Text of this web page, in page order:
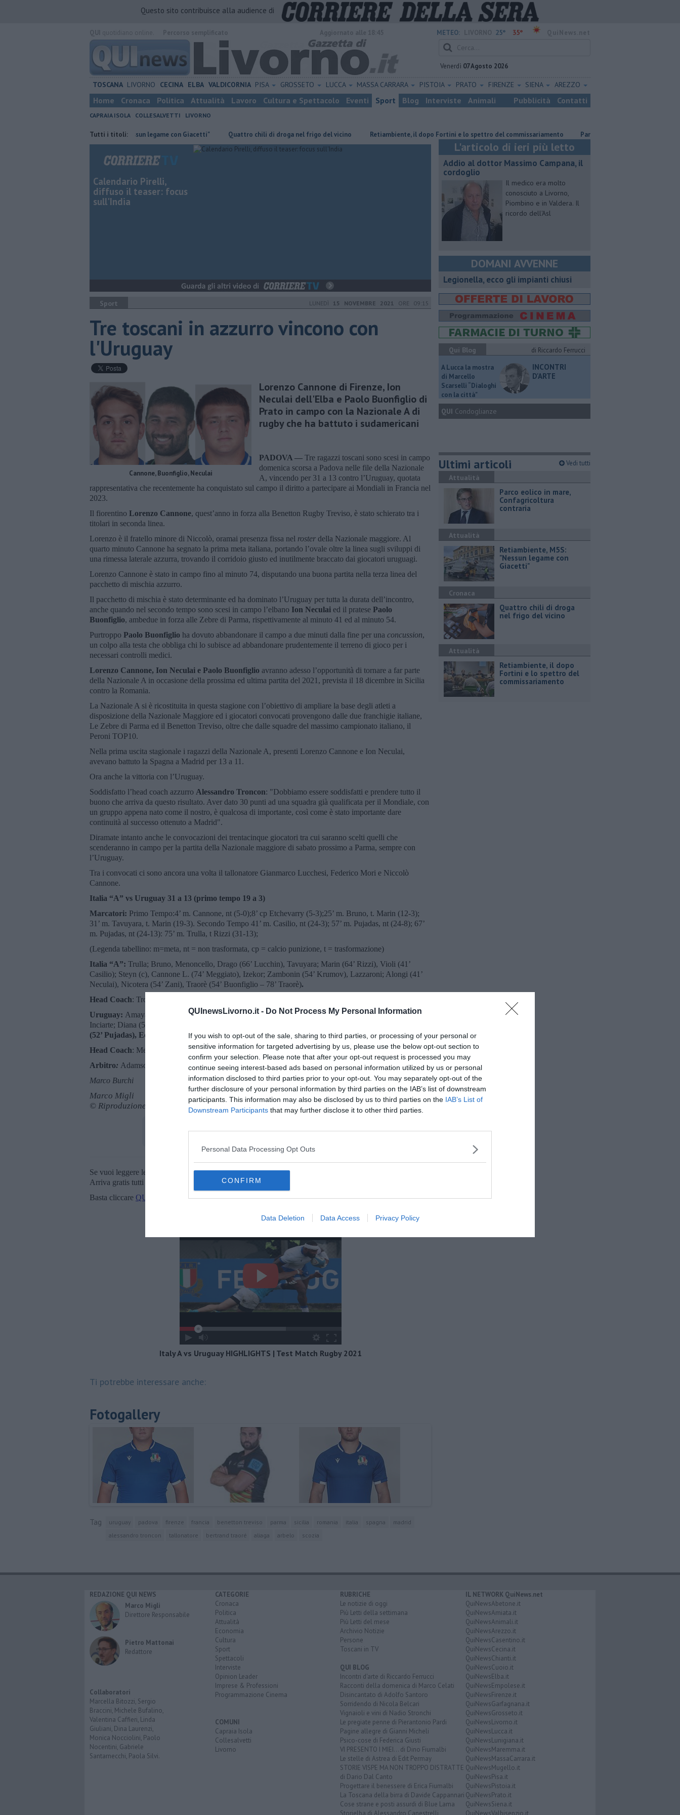
QUInewsLivorno.it - Do Not Process My Personal Information
If you wish to opt-out of the sale, sharing to third parties, or processing of your personal or
sensitive information for targeted advertising by us, please use the below opt-out section to
confirm your selection. Please note that after your opt-out request is processed you may
continue seeing interest-based ads based on personal information utilized by us or personal
information disclosed to third parties prior to your opt-out. You may separately opt-out of the
further disclosure of your personal information by third parties on the IAB’s list of downstream
participants. This information may also be disclosed by us to third parties on the IAB’s List of
Downstream Participants that may further disclose it to other third parties.
Personal Data Processing Opt Outs
CONFIRM
Data Deletion Data Access Privacy Policy
Questo sito contribuisce alla audience di
METEO: 25° 35°
Venerdì 07 Agosto 2026
TOSCANA LIVORNO CECINA ELBA VALDICORNIA PISA GROSSETO LUCCA MASSA CARRARA PISTOIA PRATO FIRENZE SIENA AREZZO
Home Cronaca Politica Attualità Lavoro Cultura e Spettacolo Eventi Sport Blog Interviste Animali Pubblicità Contatti
CAPRAIA ISOLA COLLESALVETTI LIVORNO
Tutti i titoli:
Retiambiente, M5S: "Nessun legame con Giacetti" Quattro chili di droga nel frigo del vicino Retiambiente, il dopo Fortini e lo spettro del commissariamento Parco eolico in mare, Confagricoltura
Calendario Pirelli,
diffuso il teaser: focus
sull'India
Sport LUNEDÌ 15 NOVEMBRE 2021 ORE 09:15
Tre toscani in azzurro vincono con
l'Uruguay
Cannone, Buonfiglio, Neculai
Lorenzo Cannone di Firenze, Ion
Neculai dell'Elba e Paolo Buonfiglio di
Prato in campo con la Nazionale A di
rugby che ha battuto i sudamericani
PADOVA — Tre ragazzi toscani sono scesi in campo
domenica scorsa a Padova nelle file della Nazionale
A, vincendo per 31 a 13 contro l’Uruguay, quotata
rappresentativa che recentemente ha conquistato sul campo il diritto a partecipare ai Mondiali in Francia nel
2023.
Il fiorentino Lorenzo Cannone, quest’anno in forza alla Benetton Rugby Treviso, è stato schierato tra i
titolari in seconda linea.
Lorenzo è il fratello minore di Niccolò, oramai presenza fissa nel roster della Nazionale maggiore. Al
quarto minuto Cannone ha segnato la prima meta italiana, portando l’ovale oltre la linea sugli sviluppi di
una rimessa laterale azzurra, trovando il corridoio giusto ed inutilmente braccato dai giocatori uruguagi.
Lorenzo Cannone è stato in campo fino al minuto 74, disputando una buona partita nella terza linea del
pacchetto di mischia azzurro.
Il pacchetto di mischia è stato determinante ed ha dominato l’Uruguay per tutta la durata dell’incontro,
anche quando nel secondo tempo sono scesi in campo l’elbano Ion Neculai ed il pratese Paolo
Buonfiglio, ambedue in forza alle Zebre di Parma, rispettivamente al minuto 41 ed al minuto 54.
Purtroppo Paolo Buonfiglio ha dovuto abbandonare il campo a due minuti dalla fine per una concussion,
un colpo alla testa che obbliga chi lo subisce ad abbandonare prudentemente il terreno di gioco per i
necessari controlli medici.
Lorenzo Cannone, Ion Neculai e Paolo Buonfiglio avranno adesso l’opportunità di tornare a far parte
della Nazionale A in occasione della prossima ed ultima partita del 2021, prevista il 18 dicembre in Sicilia
contro la Romania.
La Nazionale A si è ricostituita in questa stagione con l’obiettivo di ampliare la base degli atleti a
disposizione della Nazionale Maggiore ed i giocatori convocati provengono dalle due franchigie italiane,
Le Zebre di Parma ed il Benetton Treviso, oltre che dalle squadre del massimo campionato italiano, il
Peroni TOP10.
Nella prima uscita stagionale i ragazzi della Nazionale A, presenti Lorenzo Cannone e Ion Neculai,
avevano battuto la Spagna a Madrid per 13 a 11.
Ora anche la vittoria con l’Uruguay.
Soddisfatto l’head coach azzurro Alessandro Troncon: "Dobbiamo essere soddisfatti e prendere tutto il
buono che arriva da questo risultato. Aver dato 30 punti ad una squadra già qualificata per il Mondiale, con
un gruppo appena nato come il nostro, è qualcosa di importante, così come è stato importante dare
continuità al successo ottenuto a Madrid".
Diramate intanto anche le convocazioni dei trentacinque giocatori tra cui saranno scelti quelli che
scenderanno in campo per la partita della Nazionale maggiore di sabato prossimo a Parma, sempre con
l’Uruguay.
Tra i convocati ci sono ancora una volta il tallonatore Gianmarco Lucchesi, Federico Mori e Niccolò
Cannone.
Italia “A” vs Uruguay 31 a 13 (primo tempo 19 a 3)
Marcatori: Primo Tempo:4’ m. Cannone, nt (5-0);8’ cp Etchevarry (5-3);25’ m. Bruno, t. Marin (12-3);
31’ m. Tavuyara, t. Marin (19-3). Secondo Tempo 41’ m. Casilio, nt (24-3); 57’ m. Pujadas, nt (24-8); 67’
m. Pujadas, nt (24-13): 75’ m. Trulla, t Rizzi (31-13);
(Legenda tabellino: m=meta, nt = non trasformata, cp = calcio punizione, t = trasformazione)
Italia “A”: Trulla; Bruno, Menoncello, Drago (66’ Lucchin), Tavuyara; Marin (64’ Rizzi), Violi (41’
Casilio); Steyn (c), Cannone L. (74’ Meggiato), Izekor; Zambonin (54’ Krumov), Lazzaroni; Alongi (41’
Neculai), Nicotera (54’ Zani), Traorè (54’ Buonfiglio – 78’ Traorè).
Head Coach: Troncon
Uruguay: Amaya (66’ Tafernaberry); Vinals, Arcos-Perez, Alonso (43’ Silva), Freitas (c); Etcheverry,
Inciarte; Diana (56’ Deus), Civetta (48’ Dosantos)), Lamanna; Aliaga, Garese; Peculo
(52’ Pujadas), Echeverria (43’ Perillo).
Head Coach: Meneses
Arbitro: Adamson (Scozia)
Marco Burchi
Marco Migli
© Riproduzione riservata
Se vuoi leggere le notizie principali della Toscana iscriviti allaNewsletter QUInews - ToscanaMedia.
Arriva gratis tutti i giorni alle 20:00 direttamente nella tua casella di posta.
Basta cliccare QUI
Italy A vs Uruguay HIGHLIGHTS | Test Match Rugby 2021
Ti potrebbe interessare anche:
Fotogallery
Tag uruguay padova firenze francia benetton treviso parma sicilia romania italia spagna
madrid
alessandro troncon
tallonatore bertrand traoré aliaga arbelo scozia
L'articolo di ieri più letto
Addio al dottor Massimo Campana, il
cordoglio
Il medico era molto
conosciuto a Livorno,
Piombino e in Valdera. Il
ricordo dell'Asl
DOMANI AVVENNE
Legionella, ecco gli impianti chiusi
Qui Blog
di Riccardo Ferrucci
A Lucca la mostra
di Marcello
Scarselli “Dialoghi
con la città"
INCONTRI
D'ARTE
QUI Condoglianze
Ultimi articoli Vedi tutti
Attualità
Parco eolico in mare,
Confagricoltura
contraria
Attualità
Retiambiente, M5S:
"Nessun legame con
Giacetti"
Cronaca
Quattro chili di droga
nel frigo del vicino
Attualità
Retiambiente, il dopo
Fortini e lo spettro del
commissariamento
REDAZIONE QUI NEWS
Marco Migli
Direttore Responsabile
Pietro Mattonai
Redattore
Collaboratori
Marcella Bitozzi, Sergio
Braccini, Michele Bufalino,
Valentina Caffieri, Linda
Giuliani, Dina Laurenzi,
Monica Nocciolini, Paolo
Nocentini, Gabriele
Santarnecchi, Paola Silvi.
CATEGORIE
Cronaca
Politica
Attualità
Economia
Cultura
Sport
Spettacoli
Interviste
Opinion Leader
Imprese & Professioni
Programmazione Cinema
COMUNI
Capraia Isola
Collesalvetti
Livorno
RUBRICHE
Le notizie di oggi
Più Letti della settimana
Più Letti del mese
Archivio Notizie
Persone
Toscani in TV
QUI BLOG
Incontri d'arte di Riccardo Ferrucci
Racconti della domenica di Marco Celati
Disincantato di Adolfo Santoro
Sorridendo di Nicola Belcari
Vignaioli e vini di Nadio Stronchi
Le pregiate penne di Pierantonio Pardi
Pagine allegre di Gianni Micheli
Psico-cose di Federica Giusti
VI PRESENTO I MIEI... di Dino Fiumalbi
Le stelle di Astrea di Edit Permay
STORIE VISPE MA NON TROPPO DISTRATTE
di Dario Dal Canto
Progettare il benessere di Erica Fiumalbi
La Toscana della birra di Davide Cappannari
Cose strane e posti assurdi di Blue Lama
IL NETWORK QuiNews.net
QuiNewsAbetone.it
QuiNewsAmiata.it
QuiNewsAnimali.it
QuiNewsArezzo.it
QuiNewsCasentino.it
QuiNewsCecina.it
QuiNewsChianti.it
QuiNewsCuoio.it
QuiNewsElba.it
QuiNewsEmpolese.it
QuiNewsFirenze.it
QuiNewsGarfagnana.it
QuiNewsGrosseto.it
QuiNewsLivorno.it
QuiNewsLucca.it
QuiNewsLunigiana.it
QuiNewsMaremma.it
QuiNewsMassaCarrara.it
QuiNewsMugello.it
QuiNewsPisa.it
QuiNewsPistoia.it
QuiNewsPrato.it
QuiNewsSiena.it